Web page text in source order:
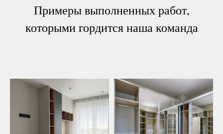
Примеры выполненных работ,
которыми гордится наша команда